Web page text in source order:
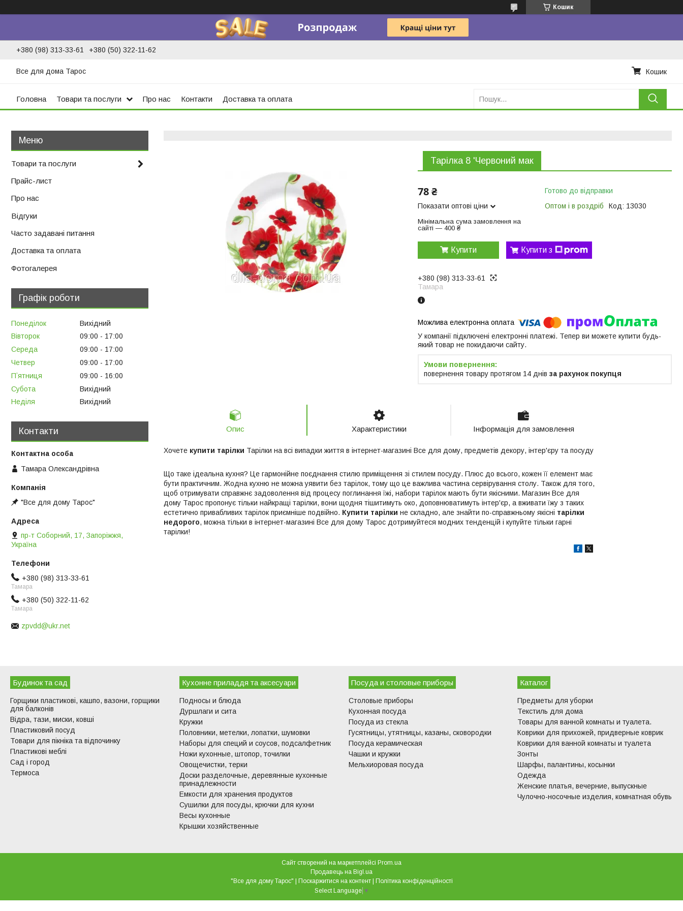
Кошик
+380 (98) 313-33-61 +380 (50) 322-11-62
Все для дома Тарос Кошик
Головна Товари та послуги Про нас Контакти Доставка та оплата
Тарілка 8 'Червоний мак
78 ₴
Показати оптові ціни
Мінімальна сума замовлення на
сайті — 400 ₴
Готово до відправки
Оптом і в роздріб
Код: 13030
Купити Купити з
+380 (98) 313-33-61
Тамара
У компанії підключені електронні платежі. Тепер ви можете купити будь-
який товар не покидаючи сайту.
повернення товару протягом 14 днів за рахунок покупця
Опис Характеристики Інформація для замовлення
Хочете купити тарілки Тарілки на всі випадки життя в інтернет-магазині Все для дому, предметів декору, інтер'єру та посуду
Що таке ідеальна кухня? Це гармонійне поєднання стилю приміщення зі стилем посуду. Плюс до всього, кожен її елемент має
бути практичним. Жодна кухню не можна уявити без тарілок, тому що це важлива частина сервірування столу. Також для того,
щоб отримувати справжнє задоволення від процесу поглинання їжі, набори тарілок мають бути якісними. Магазин Все для
дому Тарос пропонує тільки найкращі тарілки, вони щодня тішитимуть око, доповнюватимуть інтер'єр, а вживати їжу з таких
естетично привабливих тарілок приємніше подвійно. Купити тарілки не складно, але знайти по-справжньому якісні тарілки
недорого, можна тільки в інтернет-магазині Все для дому Тарос дотримуйтеся модних тенденцій і купуйте тільки гарні
тарілки!
Товари та послуги
Прайс-лист
Про нас
Відгуки
Часто задавані питання
Доставка та оплата
Фотогалерея
Графік роботи
Понеділок
Вихідний
Вівторок
09:00
17:00
Середа
09:00
17:00
Четвер
09:00
17:00
Пʼятниця
09:00
16:00
Субота
Вихідний
Неділя
Вихідний
Контакти
Тамара Олександрівна
"Все для дому Тарос"
пр-т Соборний, 17, Запоріжжя,
Україна
+380 (98) 313-33-61
Тамара
+380 (50) 322-11-62
Тамара
zpvdd@ukr.net
Будинок та сад
Горщики пластикові, кашпо, вазони, горщики
для балконів
Відра, тази, миски, ковші
Пластиковий посуд
Товари для пікніка та відпочинку
Пластикові меблі
Сад і город
Термоса
Кухонне приладдя та аксесуари
Подносы и блюда
Дуршлаги и сита
Кружки
Половники, метелки, лопатки, шумовки
Наборы для специй и соусов, подсалфетник
Ножи кухонные, штопор, точилки
Овощечистки, терки
Доски разделочные, деревянные кухонные
принадлежности
Емкости для хранения продуктов
Сушилки для посуды, крючки для кухни
Весы кухонные
Крышки хозяйственные
Посуда и столовые приборы
Столовые приборы
Кухонная посуда
Посуда из стекла
Гусятницы, утятницы, казаны, сковородки
Посуда керамическая
Чашки и кружки
Мельхиоровая посуда
Каталог
Предметы для уборки
Текстиль для дома
Товары для ванной комнаты и туалета.
Коврики для прихожей, придверные коврик
Коврики для ванной комнаты и туалета
Зонты
Шарфы, палантины, косынки
Одежда
Женские платья, вечерние, выпускные
Чулочно-носочные изделия, комнатная обувь
Сайт створений на маркетплейсі Prom.ua
Продавець на Bigl.ua
Поскаржитися на контент
Політика конфіденційності
Select Language ▼